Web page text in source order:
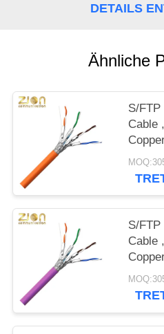
DETAILS
Ähnliche
S/
Cable
NO
S/FTP
Cable
NO